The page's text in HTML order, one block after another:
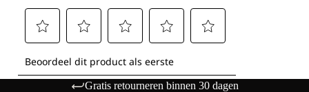
Gratis retourneren binnen 30 dagen